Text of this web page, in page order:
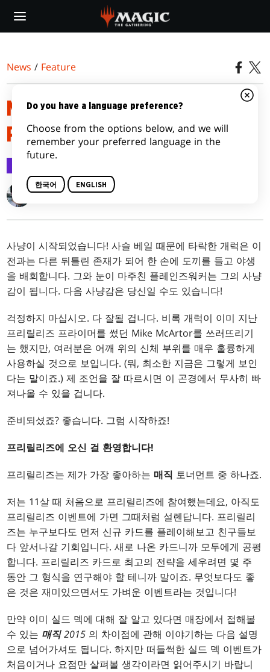
main
News / Feature
MAGIC 2015 PRERELEASE
PRIMER
Gavin Verhey
사냥이 시작되었습니다! 사슬 베일 때문에 타락한 개럭은 이
전과는 다른 뒤틀린 존재가 되어 한 손에 도끼를 들고 야생
을 배회합니다. 그와 눈이 마주친 플레인즈워커는 그의 사냥
감이 됩니다. 다음 사냥감은 당신일 수도 있습니다!
걱정하지 마십시오. 다 잘될 겁니다. 비록 개럭이 이미 지난
프리릴리즈 프라이머를 썼던 Mike McArtor를 쓰러뜨리기
는 했지만, 여러분은 어깨 위의 신체 부위를 매우 훌륭하게
사용하실 것으로 보입니다. (뭐, 최소한 지금은 그렇게 보인
다는 말이죠.) 제 조언을 잘 따르시면 이 곤경에서 무사히 빠
져나올 수 있을 겁니다.
준비되셨죠? 좋습니다. 그럼 시작하죠!
프리릴리즈에 오신 걸 환영합니다!
프리릴리즈는 제가 가장 좋아하는 매직 토너먼트 중 하나죠.
저는 11살 때 처음으로 프리릴리즈에 참여했는데요, 아직도
프리릴리즈 이벤트에 가면 그때처럼 설렌답니다. 프리릴리
즈는 누구보다도 먼저 신규 카드를 플레이해보고 친구들보
다 앞서나갈 기회입니다. 새로 나온 카드니까 모두에게 공평
합니다. 프리릴리즈 카드로 최고의 전략을 세우려면 몇 주
동안 그 형식을 연구해야 할 테니까 말이죠. 무엇보다도 좋
은 것은 재미있으면서도 가벼운 이벤트라는 것입니다!
만약 이미 실드 덱에 대해 잘 알고 있다면 매장에서 접해볼
수 있는 매직2015 의 차이점에 관해 이야기하는 다음 설명
으로 넘어가셔도 됩니다. 하지만 떠들썩한 실드 덱 이벤트가
처음이거나 요점만 살펴볼 생각이라면 읽어주시기 바랍니
Do you have a language preference?
Choose from the options below, and we will
remember your preferred language in the
future.
한국어 ENGLISH